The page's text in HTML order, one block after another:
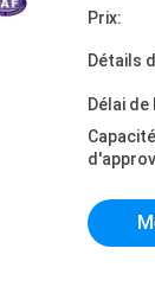
Prix:
Détails
Délai
Capacité